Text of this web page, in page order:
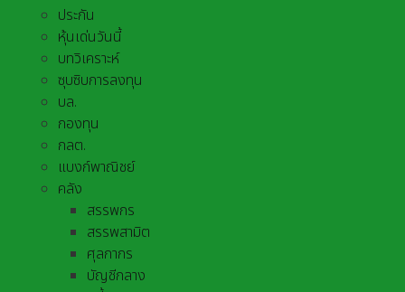
ประกัน
หุ้นเด่นวันนี้
บทวิเคราะห์
ซุบซิบการลงทุน
บล.
กองทุน
กลต.
แบงก์พาณิชย์
คลัง
สรรพกร
สรรพสามิต
ศุลกากร
บัญชีกลาง